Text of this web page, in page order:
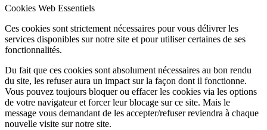
Cookies Web Essentiels
Ces cookies sont strictement nécessaires pour vous délivrer les
services disponibles sur notre site et pour utiliser certaines de ses
fonctionnalités.
Du fait que ces cookies sont absolument nécessaires au bon rendu
du site, les refuser aura un impact sur la façon dont il fonctionne.
Vous pouvez toujours bloquer ou effacer les cookies via les options
de votre navigateur et forcer leur blocage sur ce site. Mais le
message vous demandant de les accepter/refuser reviendra à chaque
nouvelle visite sur notre site.